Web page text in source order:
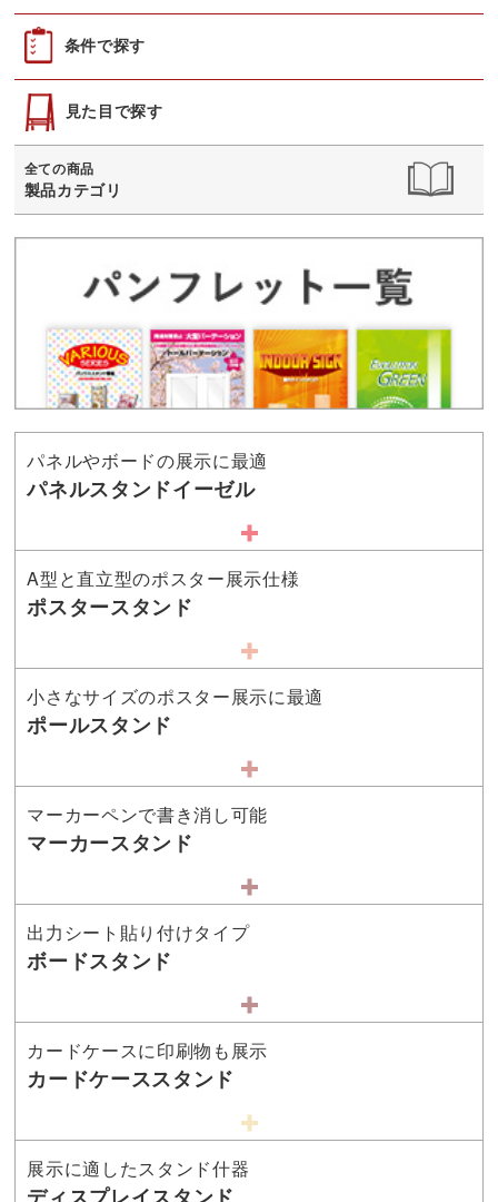
条件で探す
見た目で探す
全ての商品
製品カテゴリ
パネルやボードの展示に最適
パネルスタンドイーゼル
A型と直立型のポスター展示仕様
ポスタースタンド
小さなサイズのポスター展示に最適
ポールスタンド
マーカーペンで書き消し可能
マーカースタンド
出力シート貼り付けタイプ
ボードスタンド
カードケースに印刷物も展示
カードケーススタンド
展示に適したスタンド什器
ディスプレイスタンド